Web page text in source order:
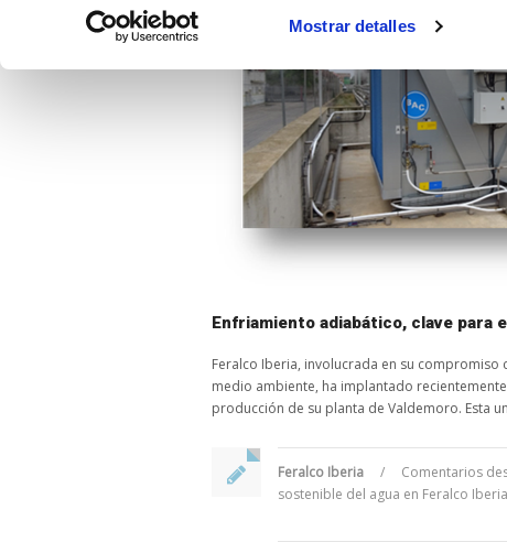
Mostrar detalles
Enfriamiento adiabático, clave para
Feralco Iberia, involucrada en su
medio ambiente, ha implantado
producción de su planta de Valdemoro. Esta
Feralco Iberia / Comentarios
sostenible del agua en Feralco Iberia